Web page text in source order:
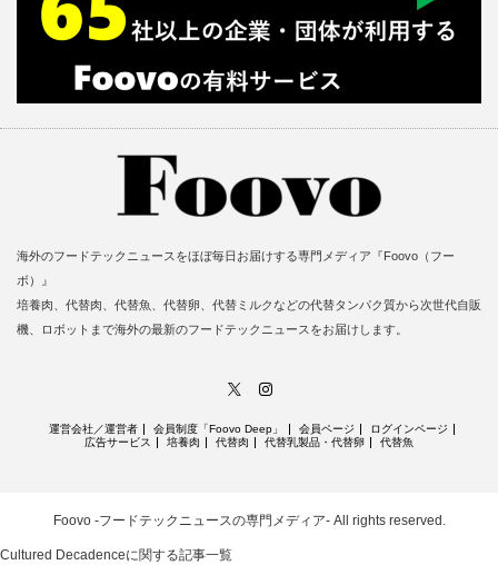
海外のフードテックニュースをほぼ毎日お届けする専門メディア『Foovo（フー
ボ）』
培養肉、代替肉、代替魚、代替卵、代替ミルクなどの代替タンパク質から次世代自販
機、ロボットまで海外の最新のフードテックニュースをお届けします。
運営会社／運営者 会員制度「Foovo Deep」 会員ページ
ログインページ
広告サービス
培養肉 代替肉 代替乳製品・代替卵 代替魚
Foovo -フードテックニュースの専門メディア-All rights reserved.
Cultured Decadenceに関する記事一覧